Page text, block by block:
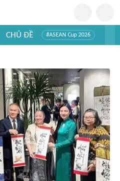
CHỦ ĐỀ #ASEAN Cup 2026